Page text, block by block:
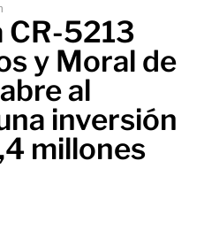
CR-5213
y Moral de
al
inversión
millones